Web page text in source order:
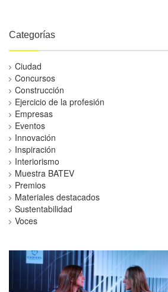
Categorías
Ciudad
Concursos
Construcción
Ejercicio de la profesión
Empresas
Eventos
Innovación
Inspiración
Interiorismo
Muestra BATEV
Premios
Materiales destacados
Sustentabilidad
Voces